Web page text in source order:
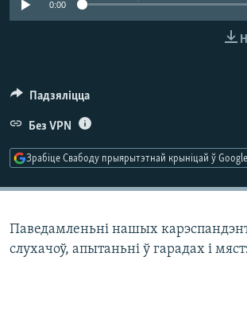
КУЛЬТУРА
МОВА0:00
Падзяліцца
Без VPN
Зрабіце Свабоду прыярытэтнай крыніцай ў Google
Паведамленьні нашых
слухачоў, апытаньні ў гарадах і